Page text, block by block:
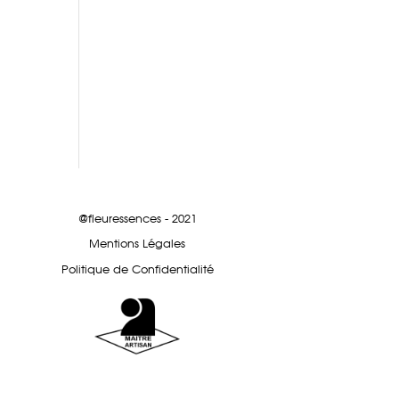
@fleuressences - 2021
Mentions Légales
Politique de Confidentialité